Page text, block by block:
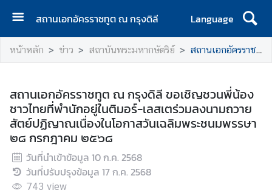
สถานเอกอัครราชทูต ณ กรุงดิลี
Language
ห
น้
ร
ก
เ
กี่
ย
ว
หน้าหลัก ข่าว สถาบันพระมหากษัตริย์ สถานเอกอัครราชทูต ณ กรุงดิลี ขอเชิญชวนพี่น้องชาวไทยที่พำนักอยู่ในติมอร์-เลสเตร่วมลงนามถวายสัตย์ปฏิญาณเนื่องในโอกาสวันเฉลิมพระชนมพรรษา ๒๘ กรกฎาคม ๒๕๖๘
สถานเอกอัครราชทูต ณ กรุงดิลี ขอเชิญชวนพี่น้อง
ชาวไทยที่พำนักอยู่ในติมอร์-เลสเตร่วมลงนามถวาย
สัตย์ปฏิญาณเนื่องในโอกาสวันเฉลิมพระชนมพรรษา
๒๘ กรกฎาคม ๒๕๖๘
วันที่นำเข้าข้อมูล 10 ก.ค. 2568
วันที่ปรับปรุงข้อมูล 17 ก.ค. 2568
743 view